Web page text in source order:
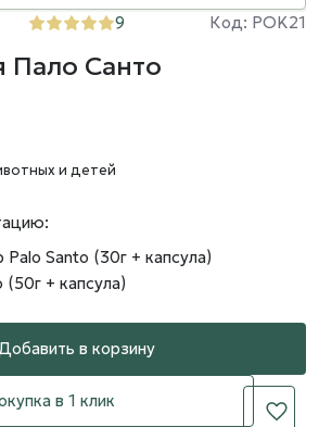
9 Код: POK21
Пало Санто
и детей
Palo Santo (30г + капсула)
+ капсула)
в корзину
в 1 клик